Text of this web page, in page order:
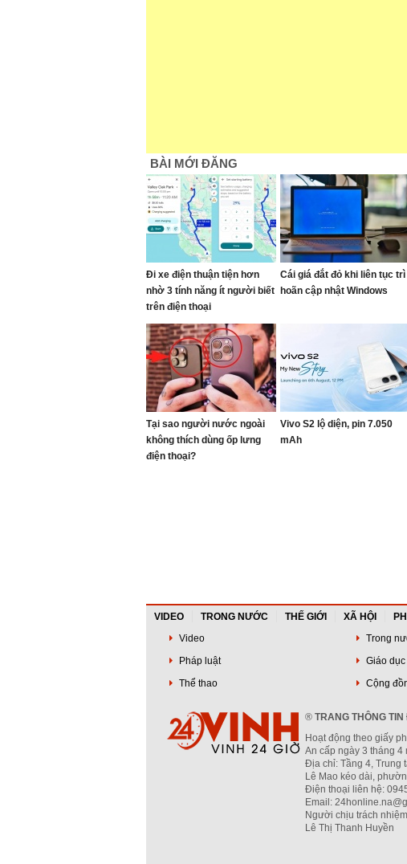
BÀI MỚI ĐĂNG
Đi xe điện thuận tiện hơn
nhờ 3 tính năng ít người biết
trên điện thoại
Cái giá đắt đỏ khi liên tục trì
hoãn cập nhật Windows
Tại sao người nước ngoài
không thích dùng ốp lưng
điện thoại?
Vivo S2 lộ diện, pin 7.050
mAh
VIDEO TRONG NƯỚC THẾ GIỚI XÃ HỘI
Video
Trong
Pháp luật
Giáo dục
Thể thao
Cộng
® TRANG THÔNG
Hoạt động theo giấy
An cấp ngày 3 tháng 4
Địa chỉ: Tầng 4, Trung
Lê Mao kéo dài,
Điện thoại liên hệ:
Email:
Người chịu trách
Lê Thị Thanh Huyền